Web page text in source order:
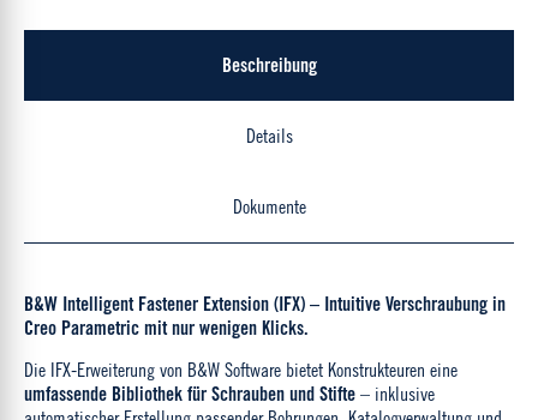
Beschreibung
Details
Dokumente
B&W Intelligent Fastener Extension (IFX) – Intuitive Verschraubung in
Creo Parametric mit nur wenigen Klicks.
Die IFX-Erweiterung von B&W Software bietet Konstrukteuren eine
umfassende Bibliothek für Schrauben und Stifte – inklusive